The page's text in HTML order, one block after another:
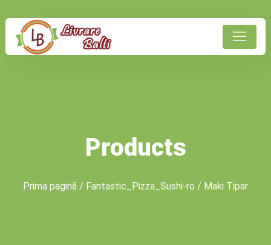
Products
Prima pagină / Fantastic_Pizza_Sushi-ro / Maki Tipar